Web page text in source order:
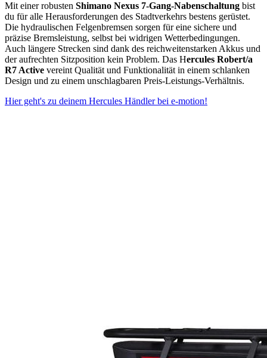
Mit einer robusten Shimano Nexus 7-Gang-Nabenschaltung bist
du für alle Herausforderungen des Stadtverkehrs bestens gerüstet.
Die hydraulischen Felgenbremsen sorgen für eine sichere und
präzise Bremsleistung, selbst bei widrigen Wetterbedingungen.
Auch längere Strecken sind dank des reichweitenstarken Akkus und
der aufrechten Sitzposition kein Problem. Das Hercules Robert/a
R7 Active vereint Qualität und Funktionalität in einem schlanken
Design und zu einem unschlagbaren Preis-Leistungs-Verhältnis.
Hier geht's zu deinem Hercules Händler bei e-motion!